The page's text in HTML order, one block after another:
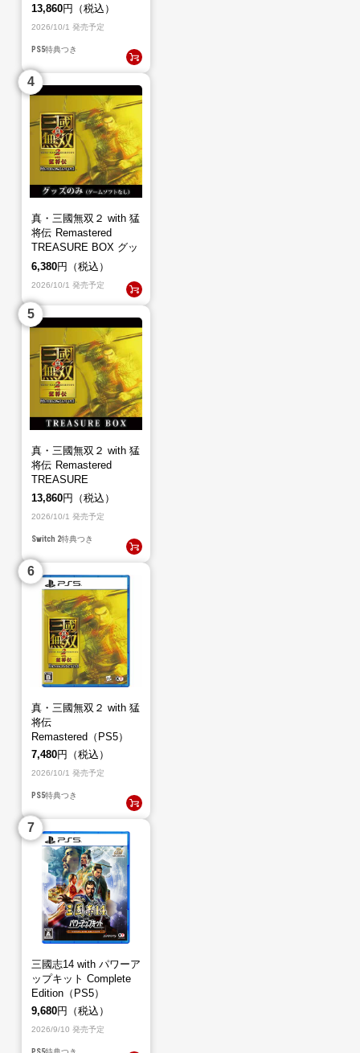
BOX（PS5）
13,860円（税込）
2026/10/1 発売予定
PS5特典つき
真・三國無双２ with 猛
将伝 Remastered
TREASURE BOX グッ
ズのみ（ゲームソフト
6,380円（税込）
2026/10/1 発売予定
真・三國無双２ with 猛
将伝 Remastered
TREASURE
BOX（Switch2）
13,860円（税込）
2026/10/1 発売予定
Switch 2特典つき
真・三國無双２ with 猛
将伝
Remastered（PS5）
7,480円（税込）
2026/10/1 発売予定
PS5特典つき
三國志14 with パワーア
ップキット Complete
Edition（PS5）
9,680円（税込）
2026/9/10 発売予定